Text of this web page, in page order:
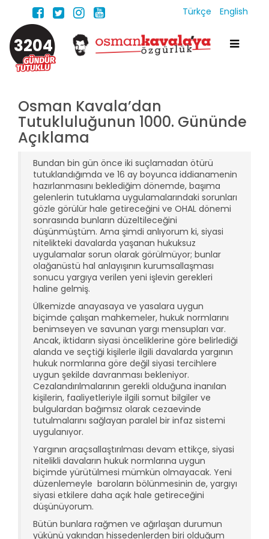
Türkçe English
3204
Osman Kavala’dan
Tutukluluğunun 1000. Gününde
Açıklama
Bundan bin gün önce iki suçlamadan ötürü
tutuklandığımda ve 16 ay boyunca iddianamenin
hazırlanmasını beklediğim dönemde, başıma
gelenlerin tutuklama uygulamalarındaki sorunları
gözle görülür hale getireceğini ve OHAL dönemi
sonrasında bunların düzeltileceğini
düşünmüştüm. Ama şimdi anlıyorum ki, siyasi
nitelikteki davalarda yaşanan hukuksuz
uygulamalar sorun olarak görülmüyor; bunlar
olağanüstü hal anlayışının kurumsallaşması
sonucu yargıya verilen yeni işlevin gerekleri
haline gelmiş.
Ülkemizde anayasaya ve yasalara uygun
biçimde çalışan mahkemeler, hukuk normlarını
benimseyen ve savunan yargı mensupları var.
Ancak, iktidarın siyasi önceliklerine göre belirlediği
alanda ve seçtiği kişilerle ilgili davalarda yargının
hukuk normlarına göre değil siyasi tercihlere
uygun şekilde davranması bekleniyor.
Cezalandırılmalarının gerekli olduğuna inanılan
kişilerin, faaliyetleriyle ilgili somut bilgiler ve
bulgulardan bağımsız olarak cezaevinde
tutulmalarını sağlayan paralel bir infaz sistemi
uygulanıyor.
Yargının araçsallaştırılması devam ettikçe, siyasi
nitelikli davaların hukuk normlarına uygun
biçimde yürütülmesi mümkün olmayacak. Yeni
düzenlemeyle baroların bölünmesinin de, yargıyı
siyasi etkilere daha açık hale getireceğini
düşünüyorum.
Bütün bunlara rağmen ve ağırlaşan durumun
yükünü yakından hissedenlerden biri olduğum